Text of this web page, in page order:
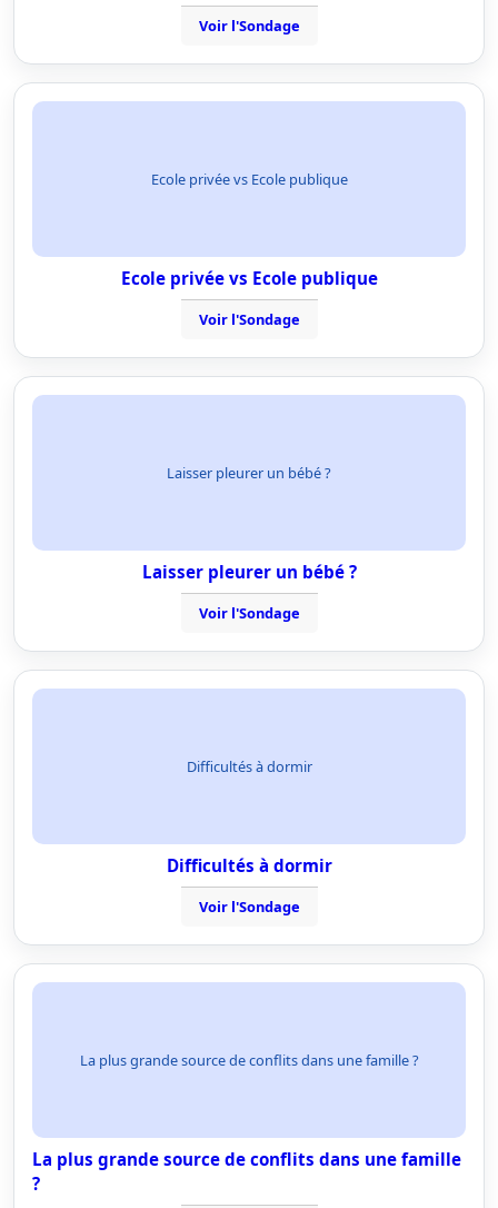
Voir l'Sondage
Ecole privée vs Ecole publique
Ecole privée vs Ecole publique
Voir l'Sondage
Laisser pleurer un bébé ?
Laisser pleurer un bébé ?
Voir l'Sondage
Difficultés à dormir
Difficultés à dormir
Voir l'Sondage
La plus grande source de conflits dans une famille ?
La plus grande source de conflits dans une famille
?